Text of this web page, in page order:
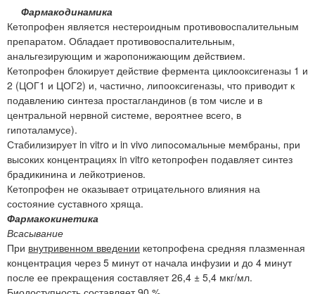
Фармакодинамика
Кетопрофен является нестероидным противовоспалительным
препаратом. Обладает противовоспалительным,
анальгезирующим и жаропонижающим действием.
Кетопрофен блокирует действие фермента циклооксигеназы 1 и
2 (ЦОГ1 и ЦОГ2) и, частично, липооксигеназы, что приводит к
подавлению синтеза простагландинов (в том числе и в
центральной нервной системе, вероятнее всего, в
гипоталамусе).
Стабилизирует in vitro и in vivo липосомальные мембраны, при
высоких концентрациях in vitro кетопрофен подавляет синтез
брадикинина и лейкотриенов.
Кетопрофен не оказывает отрицательного влияния на
состояние суставного хряща.
Фармакокинетика
Всасывание
При внутривенном введении кетопрофена средняя плазменная
концентрация через 5 минут от начала инфузии и до 4 минут
после ее прекращения составляет 26,4 ± 5,4 мкг/мл.